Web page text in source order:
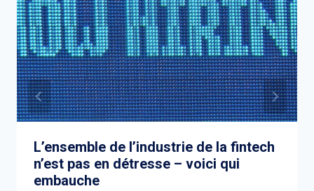
L’ensemble de l’industrie de la fintech
n’est pas en détresse – voici qui
embauche